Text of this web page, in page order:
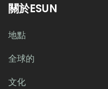
關於ESUN
地點
全球的
文化